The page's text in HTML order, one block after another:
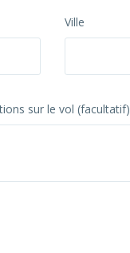
Ville
sur le vol (facultatif)